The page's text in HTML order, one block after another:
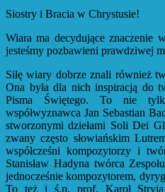
Siostry i Bracia w Chrystusie!
Wiara ma decydujące znaczenie
jesteśmy pozbawieni prawdziwej
Siłę wiary dobrze znali również
Ona była dla nich inspiracją do
Pisma Świętego. To nie
współwyznawca Jan Sebastian
stworzonymi dziełami Soli Dei
zwany często słowiańskim
współcześni kompozytorzy i
Stanisław Hadyna twórca
jednocześnie kompozytorem,
To też i ś.p. prof. Karol Stryja